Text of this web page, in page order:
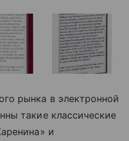
рынка в электронной
такие классические
и